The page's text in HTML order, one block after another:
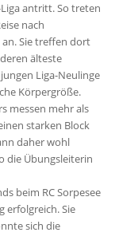
antritt. So treten
nach
Sie treffen dort
älteste
Liga-Neulinge
Körpergröße.
messen mehr als
starken Block
daher wohl
die Übungsleiterin
beim RC Sorpesee
erfolgreich. Sie
sich die